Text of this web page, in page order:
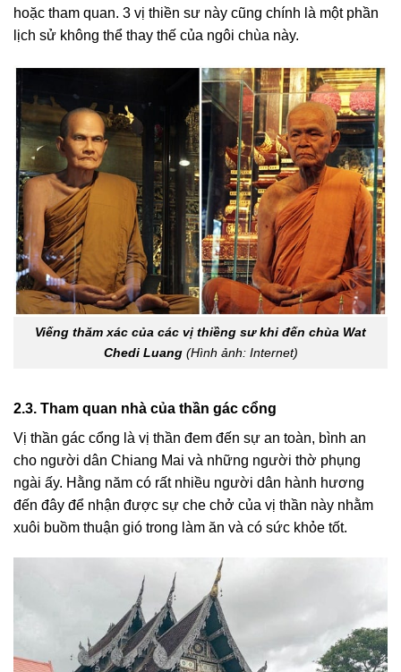
hoặc tham quan. 3 vị thiền sư này cũng chính là một phần
lịch sử không thể thay thế của ngôi chùa này.
Viếng thăm xác của các vị thiềng sư khi đến chùa Wat
Chedi Luang(Hình ảnh: Internet)
2.3. Tham quan nhà của thần gác cổng
Vị thần gác cổng là vị thần đem đến sự an toàn, bình an
cho người dân Chiang Mai và những người thờ phụng
ngài ấy. Hằng năm có rất nhiều người dân hành hương
đến đây để nhận được sự che chở của vị thần này nhằm
xuôi buồm thuận gió trong làm ăn và có sức khỏe tốt.